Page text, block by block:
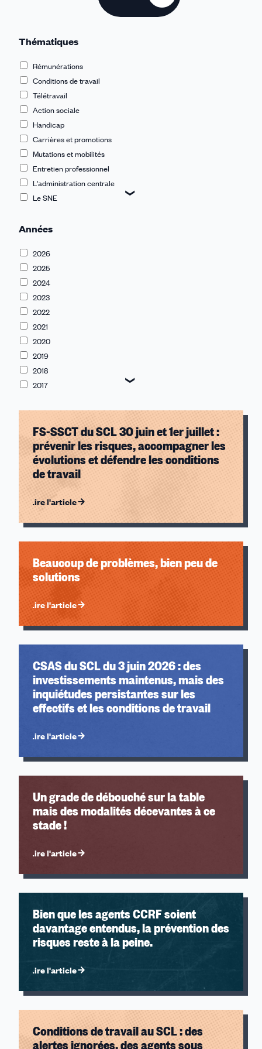
Thématiques
Rémunérations
Conditions de travail
Télétravail
Action sociale
Handicap
Carrières et promotions
Mutations et mobilités
Entretien professionnel
L'administration centrale
Le SNE
Les DREETS
Les laboratoires
Années
2026
2025
2024
2023
2022
2021
2020
2019
2018
2017
1916
21
19
18
15
FS-SSCT du SCL 30 juin et 1er juillet :
prévenir les risques, accompagner les
évolutions et défendre les conditions
de travail
Lire l'article
Beaucoup de problèmes, bien peu de
solutions
Lire l'article
CSAS du SCL du 3 juin 2026 : des
investissements maintenus, mais des
inquiétudes persistantes sur les
effectifs et les conditions de travail
Lire l'article
Un grade de débouché sur la table
mais des modalités décevantes à ce
stade !
Lire l'article
Bien que les agents CCRF soient
davantage entendus, la prévention des
risques reste à la peine.
Lire l'article
Conditions de travail au SCL : des
alertes ignorées, des agents sous